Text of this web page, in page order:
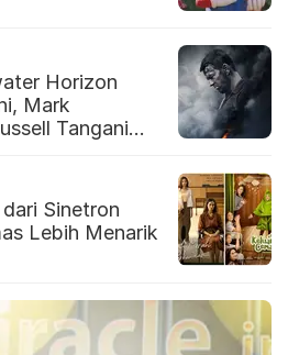
Horizon
Mark
Tangani
Sinetron
Lebih Menarik